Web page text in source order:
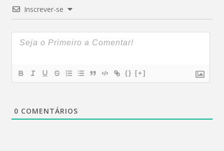
Inscrever-se
{} [+]
0 COMENTÁRIOS